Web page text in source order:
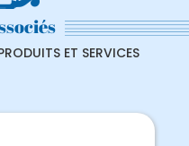
ET SERVICES